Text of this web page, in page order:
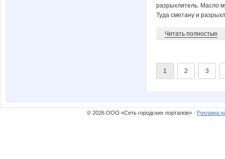
разрыхлитель. Масло
Туда сметану и
Читать полностью
1 2 3
© 2026 ООО «Сеть городских порталов» · Реклама